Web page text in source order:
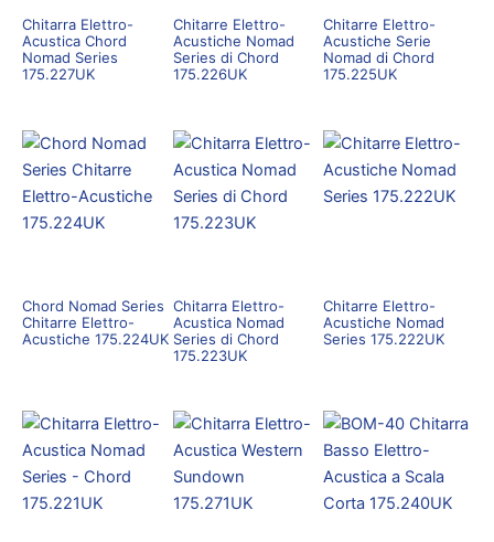
Chitarra Elettro-
Acustica Chord
Nomad Series
175.227UK
Chitarre Elettro-
Acustiche Nomad
Series di Chord
175.226UK
Chitarre Elettro-
Acustiche Serie
Nomad di Chord
175.225UK
Chord Nomad Series
Chitarre Elettro-
Acustiche 175.224UK
Chitarra Elettro-
Acustica Nomad
Series di Chord
175.223UK
Chitarre Elettro-
Acustiche Nomad
Series 175.222UK